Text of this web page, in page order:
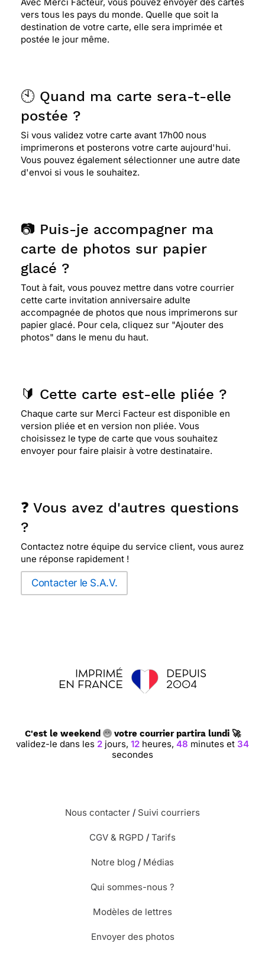
vers tous les pays du monde. Quelle que soit la
destination de votre carte, elle sera imprimée et
postée le jour même.
🕙 Quand ma carte sera-t-elle
postée ?
Si vous validez votre carte avant 17h00 nous
imprimerons et posterons votre carte aujourd'hui.
Vous pouvez également sélectionner une autre date
d'envoi si vous le souhaitez.
📷 Puis-je accompagner ma
carte de photos sur papier
glacé ?
Tout à fait, vous pouvez mettre dans votre courrier
cette carte invitation anniversaire adulte
accompagnée de photos que nous imprimerons sur
papier glacé. Pour cela, cliquez sur "Ajouter des
photos" dans le menu du haut.
🔰 Cette carte est-elle pliée ?
Chaque carte sur Merci Facteur est disponible en
version pliée et en version non pliée. Vous
choisissez le type de carte que vous souhaitez
envoyer pour faire plaisir à votre destinataire.
❓ Vous avez d'autres questions
?
Contactez notre équipe du service client, vous aurez
une réponse rapidement !
Contacter le S.A.V.
C'est le weekend votre courrier partira lundi 🚀
validez-le dans les 2 jours, 12 heures, 48 minutes et 33
secondes
Nous contacter / Suivi courriers
CGV & RGPD / Tarifs
Notre blog / Médias
Qui sommes-nous ?
Modèles de lettres
Envoyer des photos